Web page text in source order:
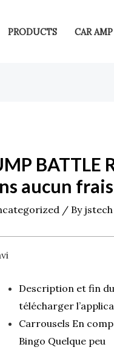
PRODUCTS CAR
BATTLE
aucun
/ By jstech
Description et fin
télécharger
Carrousels En
Bingo Quelque peu